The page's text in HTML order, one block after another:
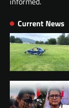
Current News